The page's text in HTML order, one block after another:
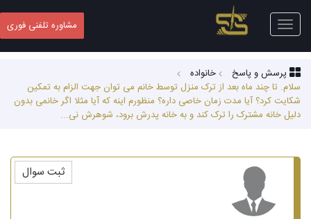
Toggle
navigation
مشاوره تلفنی فوری
پرسش و پاسخ
خانواده
سلام. تا چند ماه بعد از ترک منزل توسط خانم می توان جهت الزام به تمکین
شکایت کرد؟ آیا مدت زمان خاصی داره؟ منظورم اینه که آیا مثلا اگر خانمی بدون
دلیل خانه مشترک را ترک کند و به خانه پدرش برود، شوهرش نی...
ثبت سوال